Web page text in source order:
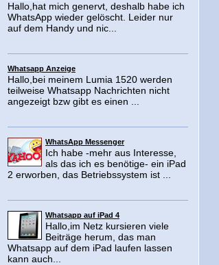
Hallo,hat mich genervt, deshalb habe ich
WhatsApp wieder gelöscht. Leider nur
auf dem Handy und nic...
Whatsapp Anzeige
Hallo,bei meinem Lumia 1520 werden
teilweise Whatsapp Nachrichten nicht
angezeigt bzw gibt es einen ...
WhatsApp Messenger
Ich habe -mehr aus Interesse,
als das ich es benötige- ein iPad
2 erworben, das Betriebssystem ist ...
Whatsapp auf iPad 4
Hallo,im Netz kursieren viele
Beiträge herum, das man
Whatsapp auf dem iPad laufen lassen
kann auch...